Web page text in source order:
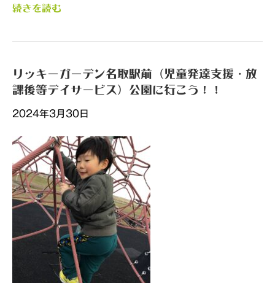
続きを読む
リッキーガーデン名取駅前（児童発達支援・放
課後等デイサービス）公園に行こう！！
2024年3月30日